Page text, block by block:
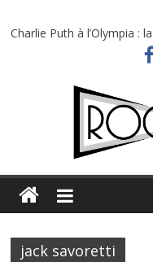
Charlie Puth à l’Olympia :
Festival Triptyque : un
Hellfest 2026 vendredi :
Hellfest 2026 jeudi :
Première édition du
jack savoretti